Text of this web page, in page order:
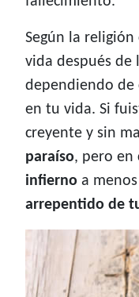
Según la
vida después
dependiendo de
en tu vida. Si
creyente y sin
paraíso, pero en
infierno a
arrepentido de